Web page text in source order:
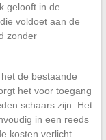
gelooft in de
die voldoet aan de
zonder
de bestaande
het voor toegang
schaars zijn. Het
in een reeds
kosten verlicht.